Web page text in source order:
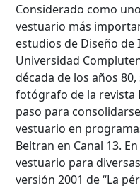
Considerado como
vestuario más
estudios de Diseño de
Universidad
década de los años
fotógrafo de la revista
paso para
vestuario en
Beltran en Canal 13.
vestuario para
versión 2001 de “La